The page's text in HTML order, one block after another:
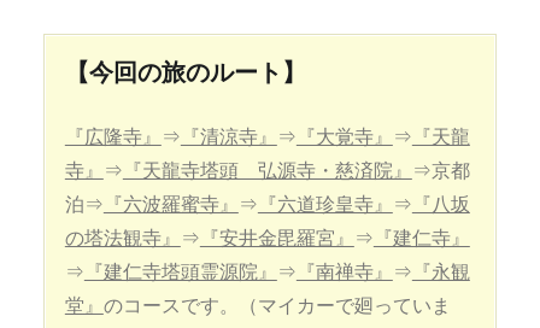
【今回の旅のルート】
『広隆寺』 ⇒ 『清涼寺』 ⇒ 『大覚寺』 ⇒ 『天龍
寺』 ⇒ 『天龍寺塔頭 弘源寺・慈済院』 ⇒京都
泊⇒ 『六波羅蜜寺』 ⇒ 『六道珍皇寺』 ⇒ 『八坂
の塔法観寺』 ⇒ 『安井金毘羅宮』 ⇒ 『建仁寺』
⇒ 『建仁寺塔頭霊源院』 ⇒ 『南禅寺』 ⇒ 『永観
堂』 のコースです。（マイカーで廻っていま